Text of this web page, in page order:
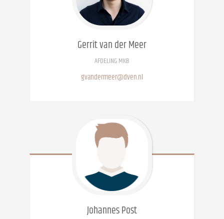
Gerritvan der Meer
AFDELING MKB
gvandermeer@dven.nl
JohannesPost